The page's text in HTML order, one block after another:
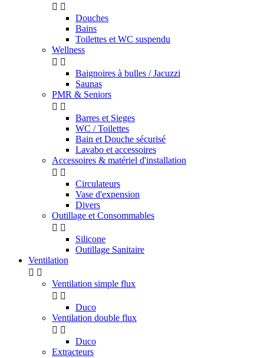
 
Douches
Bains
Toilettes et WC suspendu
Wellness
 
Baignoires à bulles / Jacuzzi
Saunas
PMR & Seniors
 
Barres et Sieges
WC / Toilettes
Bain et Douche sécurisé
Lavabo et accessoires
Accessoires & matériel d'installation
 
Circulateurs
Vase d'expension
Divers
Outillage et Consommables
 
Silicone
Outillage Sanitaire
Ventilation
 
Ventilation simple flux
 
Duco
Ventilation double flux
 
Duco
Extracteurs